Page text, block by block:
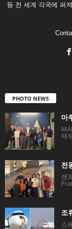
등 전 세계 각국에 퍼
PHOTO NEWS
마
재
전
샌
조
스